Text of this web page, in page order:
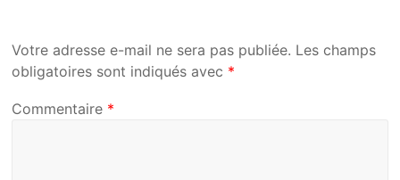
Votre adresse e-mail ne sera pas publiée. Les champs
obligatoires sont indiqués avec *
Commentaire *